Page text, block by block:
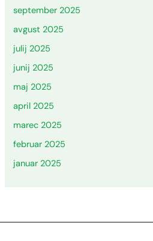
september 2025
avgust 2025
julij 2025
junij 2025
maj 2025
april 2025
marec 2025
februar 2025
januar 2025